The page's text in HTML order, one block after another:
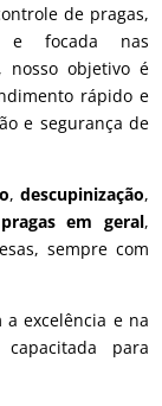
de pragas,
e focada nas
nosso objetivo é
rápido e
e segurança de
, descupinização,
em geral,
sempre com
a excelência e na
para